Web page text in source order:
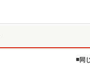
同